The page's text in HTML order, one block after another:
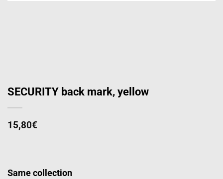
SECURITY back mark, yellow
15,80€
Same collection